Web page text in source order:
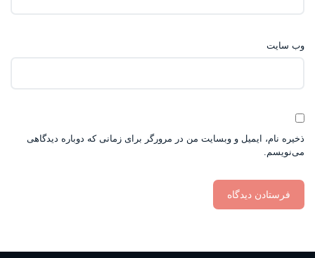
وب‌ سایت
ذخیره نام، ایمیل و وبسایت من در مرورگر برای زمانی که دوباره دیدگاهی
می‌نویسم.